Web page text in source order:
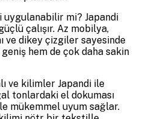
uygulanabilir mi? Japandi
çalışır. Az mobilya,
ve dikey çizgiler sayesinde
hem de çok daha sakin
ve kilimler Japandi ile
tonlardaki el dokuması
mükemmel uyum sağlar.